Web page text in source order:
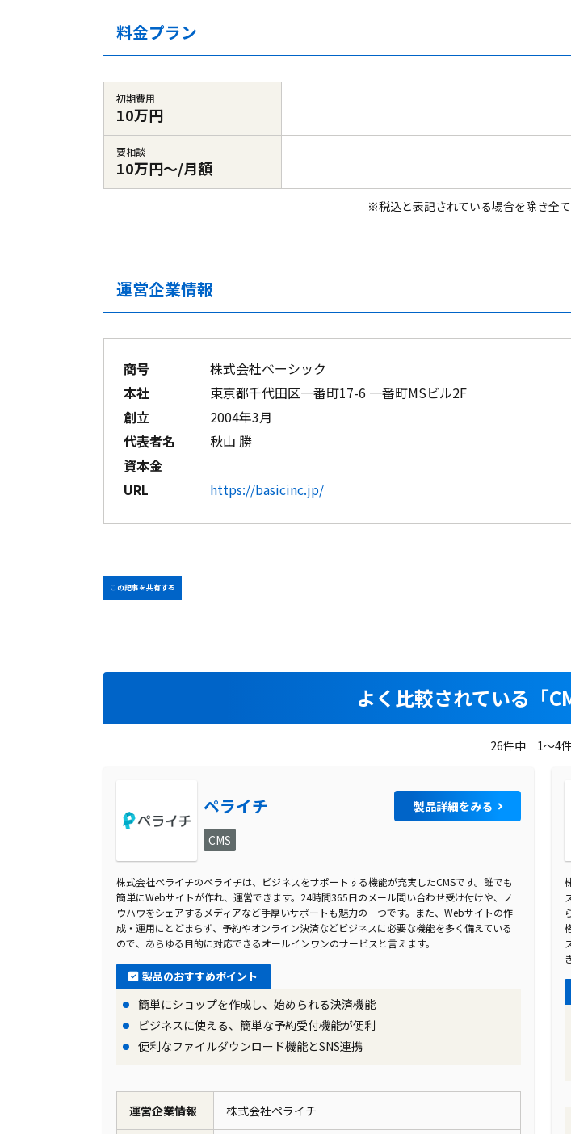
料金プラン
初期費用
10万円
要相談
10万円～/月額
※税込と表記されている場合を除き全て
運営企業情報
商号
株式会社ベーシック
本社
東京都千代田区一番町17-6 一番町MSビル2F
創立
2004年3月
代表者名
秋山 勝
資本金
URL
https://basicinc.jp/
この記事を共有する
よく比較されている 「
26件中 1～4
ペライチ 製品詳細をみる
CMS
株式会社ペライチのペライチは、ビジネスをサポートする機能が充実したCMSです。誰でも
簡単にWebサイトが作れ、運営できます。24時間365日のメール問い合わせ受け付けや、ノ
ウハウをシェアするメディアなど手厚いサポートも魅力の一つです。また、Webサイトの作
成・運用にとどまらず、予約やオンライン決済などビジネスに必要な機能を多く備えている
ので、あらゆる目的に対応できるオールインワンのサービスと言えます。
製品のおすすめポイント
簡単にショップを作成し、始められる決済機能
ビジネスに使える、簡単な予約受付機能が便利
便利なファイルダウンロード機能とSNS連携
運営企業情報 株式会社ペライチ